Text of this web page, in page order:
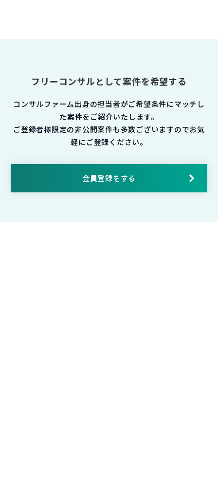
フリーコンサルとして案件を希望する
コンサルファーム出身の担当者がご希望条件にマッチし
た案件をご紹介いたします。
ご登録者様限定の非公開案件も多数ございますのでお気
軽にご登録ください。
会員登録をする